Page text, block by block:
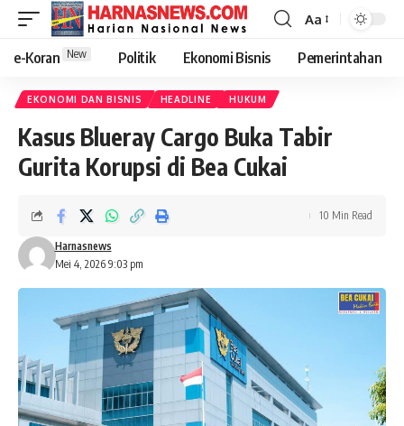
Aa
e-Koran New Politik Ekonomi Bisnis Pemerintahan
EKONOMI DAN BISNIS HEADLINE HUKUM
Kasus Blueray Cargo Buka Tabir
Gurita Korupsi di Bea Cukai
Mei 4, 2026 9:03 pm
Harnasnews
10 Min Read